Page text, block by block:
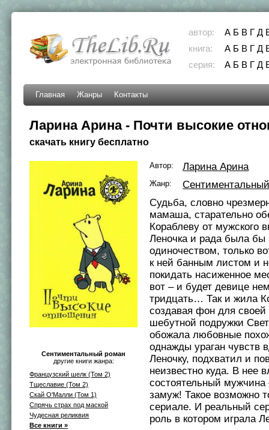
автор: А Б В Г Д
книга:
А Б В Г Д
серия:
А Б В Г Д
Главная Жанры Контакты
Ларина Арина - Почти высокие
скачать книгу бесплатно
Сентиментальный роман
другие книги жанра:
Французский шелк (Том 2)
Тщеславие (Том 2)
Скай О'Малли (Том 1)
Спрячь страх под маской
Чудесная реликвия
Все книги »
Автор: Ларина Арина
Жанр:
Судьба, словно
мамаша, старательно
Кораблеву от мужского
Леночка и рада была бы
одиночеством, только
к ней банным листом и
покидать насиженное
вот – и будет девице
тридцать… Так и жила
создавая фон для своей
шебутной подружки
обожала любовные
однажды ураган чувств
Леночку, подхватил и
неизвестно куда. В нее
состоятельный мужчина
замуж! Такое возможно
сериале. И реальный
роль в котором играла